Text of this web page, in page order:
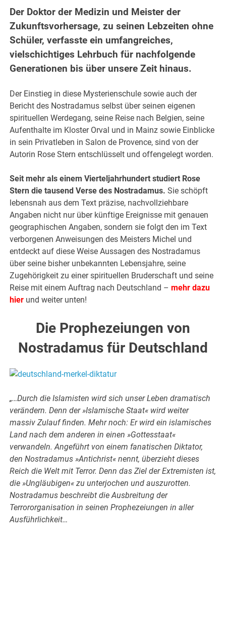
Der Doktor der Medizin und Meister der
Zukunftsvorhersage, zu seinen Lebzeiten ohne
Schüler, verfasste ein umfangreiches,
vielschichtiges Lehrbuch für nachfolgende
Generationen bis über unsere Zeit hinaus.
Der Einstieg in diese Mysterienschule sowie auch der
Bericht des Nostradamus selbst über seinen eigenen
spirituellen Werdegang, seine Reise nach Belgien, seine
Aufenthalte im Kloster Orval und in Mainz sowie Einblicke
in sein Privatleben in Salon de Provence, sind von der
Autorin Rose Stern entschlüsselt und offengelegt worden.
Seit mehr als einem Vierteljahrhundert studiert Rose
Stern die tausend Verse des Nostradamus. Sie schöpft
lebensnah aus dem Text präzise, nachvollziehbare
Angaben nicht nur über künftige Ereignisse mit genauen
geographischen Angaben, sondern sie folgt den im Text
verborgenen Anweisungen des Meisters Michel und
entdeckt auf diese Weise Aussagen des Nostradamus
über seine bisher unbekannten Lebensjahre, seine
Zugehörigkeit zu einer spirituellen Bruderschaft und seine
Reise mit einem Auftrag nach Deutschland –mehr dazu
hier und weiter unten!
Die Prophezeiungen von
Nostradamus für Deutschland
„…Durch die Islamisten wird sich unser Leben dramatisch
verändern. Denn der »Islamische Staat« wird weiter
massiv Zulauf finden. Mehr noch: Er wird ein islamisches
Land nach dem anderen in einen »Gottesstaat«
verwandeln. Angeführt von einem fanatischen Diktator,
den Nostradamus »Antichrist« nennt, überzieht dieses
Reich die Welt mit Terror. Denn das Ziel der Extremisten ist,
die »Ungläubigen« zu unterjochen und auszurotten.
Nostradamus beschreibt die Ausbreitung der
Terrororganisation in seinen Prophezeiungen in aller
Ausführlichkeit…